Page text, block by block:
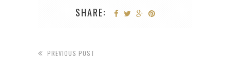
SHARE:
PREVIOUS POST